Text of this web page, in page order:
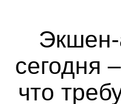
сегодня
что